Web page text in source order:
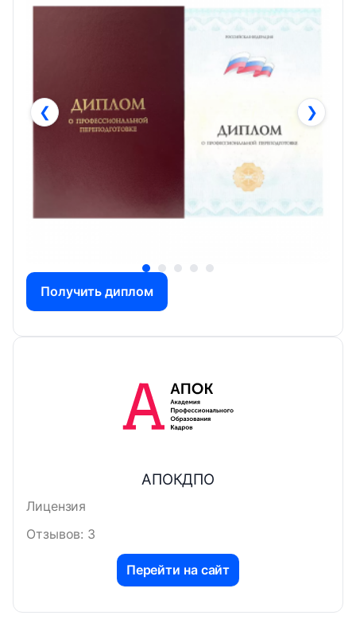
❮ ❯
Получить диплом
АПОКДПО
Лицензия
Отзывов: 3
Перейти на сайт